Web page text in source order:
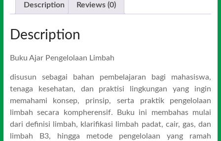
Description Reviews (0)
Description
Buku Ajar Pengelolaan Limbah
disusun sebagai bahan pembelajaran bagi mahasiswa,
tenaga kesehatan, dan praktisi lingkungan yang ingin
memahami konsep, prinsip, serta praktik pengelolaan
limbah secara kompherensif. Buku ini membahas mulai
dari definisi limbah, klarifikasi limbah padat, cair, gas, dan
limbah B3, hingga metode pengelolaan yang ramah